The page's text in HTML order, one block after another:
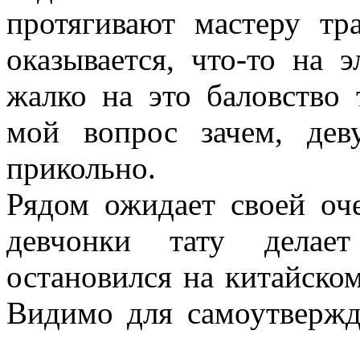
протягивают мастеру
оказывается, что-то на
жалко на это
мой вопрос зачем,
прикольно.
Рядом ожидает своей
девчонки тату
остановился на
Видимо для